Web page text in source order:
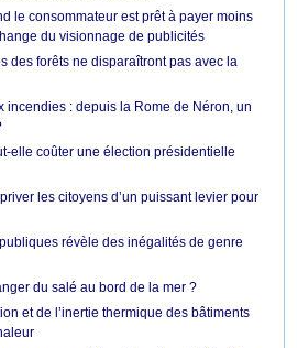
le consommateur est prêt à payer moins
du visionnage de publicités
des forêts ne disparaîtront pas avec la
incendies : depuis la Rome de Néron, un
elle coûter une élection présidentielle
les citoyens d’un puissant levier pour
révèle des inégalités de genre
du salé au bord de la mer ?
et de l’inertie thermique des bâtiments